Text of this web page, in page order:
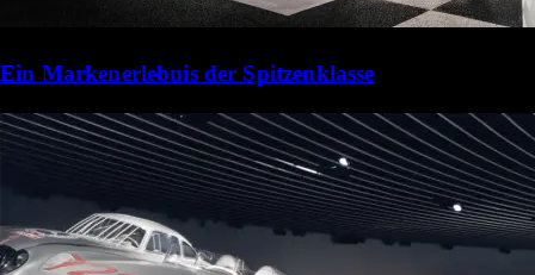
Ein Markenerlebnis der Spitzenklasse